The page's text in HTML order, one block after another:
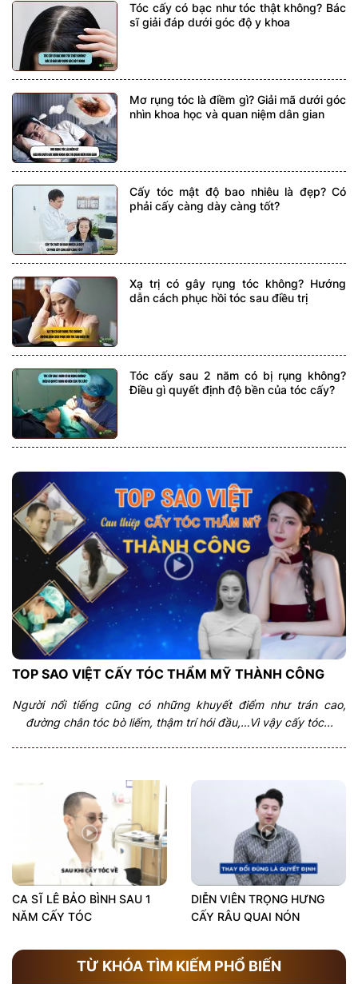
Tóc cấy có bạc như tóc thật không? Bác
sĩ giải đáp dưới góc độ y khoa
Mơ rụng tóc là điềm gì? Giải mã dưới góc
nhìn khoa học và quan niệm dân gian
Cấy tóc mật độ bao nhiêu là đẹp? Có
phải cấy càng dày càng tốt?
Xạ trị có gây rụng tóc không? Hướng
dẫn cách phục hồi tóc sau điều trị
Tóc cấy sau 2 năm có bị rụng không?
Điều gì quyết định độ bền của tóc cấy?
TOP SAO VIỆT CẤY TÓC THẨM MỸ THÀNH CÔNG
Người nổi tiếng cũng có những khuyết điểm như trán cao,
đường chân tóc bò liếm, thậm trí hói đầu,…Vì vậy cấy tóc...
CA SĨ LÊ BẢO BÌNH SAU 1
NĂM CẤY TÓC
DIỄN VIÊN TRỌNG HƯNG
CẤY RÂU QUAI NÓN
TỪ KHÓA TÌM KIẾM PHỔ BIẾN